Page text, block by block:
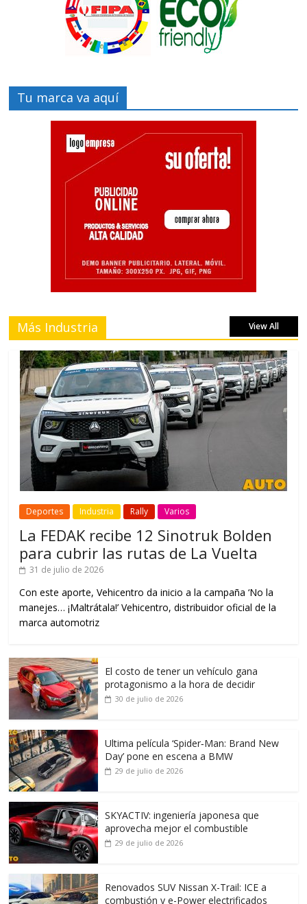
Tu marca va aquí
Más Industria View All
Deportes Industria Rally Varios
La FEDAK recibe 12 Sinotruk Bolden
para cubrir las rutas de La Vuelta
31 de julio de 2026
Con este aporte, Vehicentro da inicio a la campaña ‘No la
manejes… ¡Maltrátala!’ Vehicentro, distribuidor oficial de la
marca automotriz
El costo de tener un vehículo gana
protagonismo a la hora de decidir
30 de julio de 2026
Ultima película ‘Spider‑Man: Brand New
Day’ pone en escena a BMW
29 de julio de 2026
SKYACTIV: ingeniería japonesa que
aprovecha mejor el combustible
29 de julio de 2026
Renovados SUV Nissan X-Trail: ICE a
combustión y e-Power electrificados